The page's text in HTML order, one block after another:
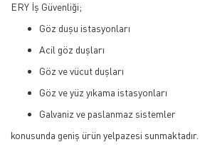
ERY İş Güvenliği;
Göz duşu istasyonları
Acil göz duşları
Göz ve vücut duşları
Göz ve yüz yıkama istasyonları
Galvaniz ve paslanmaz sistemler
konusunda geniş ürün yelpazesi sunmaktadır.